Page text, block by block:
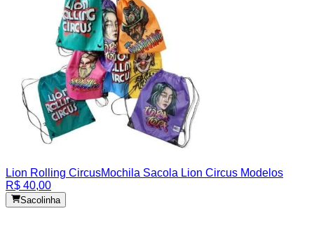
Lion Rolling CircusMochila Sacola Lion Circus Modelos
R$ 40,00
Sacolinha